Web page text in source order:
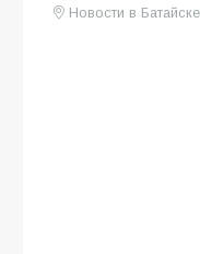
Новости в Батайске